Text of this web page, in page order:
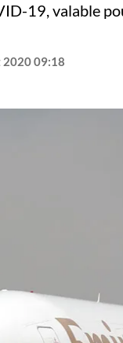
19, valable
09:18